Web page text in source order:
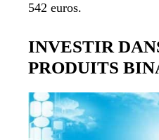
542 euros.
INVESTIR
PRODUITS